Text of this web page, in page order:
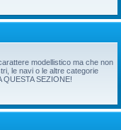
modellistico ma che non
le navi o le altre categorie
SEZIONE!